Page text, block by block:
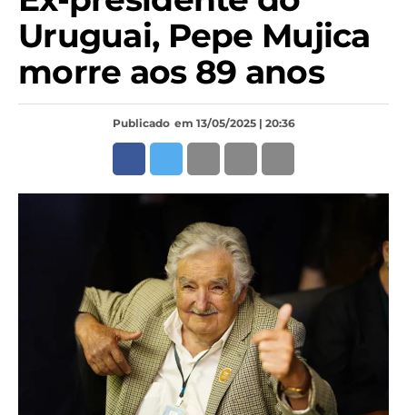
Uruguai, Pepe Mujica
morre aos 89 anos
Publicado em 13/05/2025 | 20:36